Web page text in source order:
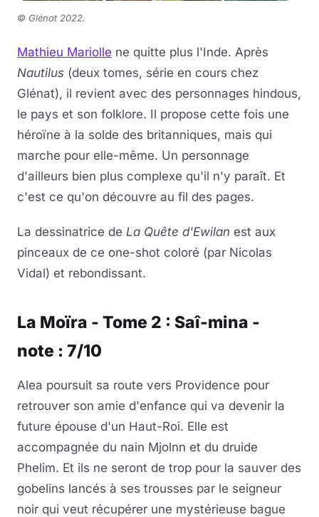
© Glénat 2022.
Mathieu Mariolle ne quitte plus l'Inde. Après
Nautilus (deux tomes, série en cours chez
Glénat), il revient avec des personnages hindous,
le pays et son folklore. Il propose cette fois une
héroïne à la solde des britanniques, mais qui
marche pour elle-même. Un personnage
d'ailleurs bien plus complexe qu'il n'y paraît. Et
c'est ce qu'on découvre au fil des pages.
La dessinatrice de La Quête d'Ewilan est aux
pinceaux de ce one-shot coloré (par Nicolas
Vidal) et rebondissant.
La Moïra - Tome 2 : Saî-mina -
note : 7/10
Alea poursuit sa route vers Providence pour
retrouver son amie d'enfance qui va devenir la
future épouse d'un Haut-Roi. Elle est
accompagnée du nain Mjolnn et du druide
Phelim. Et ils ne seront de trop pour la sauver des
gobelins lancés à ses trousses par le seigneur
noir qui veut récupérer une mystérieuse bague